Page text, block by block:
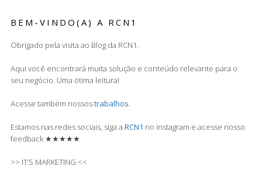
BEM-VINDO(A) A RCN1
Obrigado pela visita ao Blog da RCN1.
Aqui você encontrará muita solução e conteúdo relevante para o
seu negócio. Uma ótima leitura!
Acesse também nossostrabalhos.
Estamos nas redes sociais, siga a RCN1 no instagram e acesse nosso
feedback ★★★★★
>> IT’S MARKETING <<